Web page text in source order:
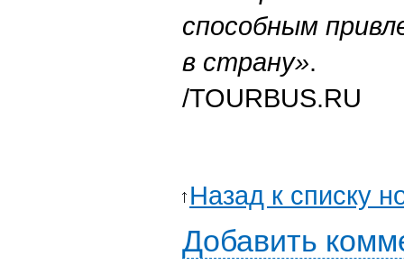
способным
в страну».
/TOURBUS.RU
Назад к списку
Добавить